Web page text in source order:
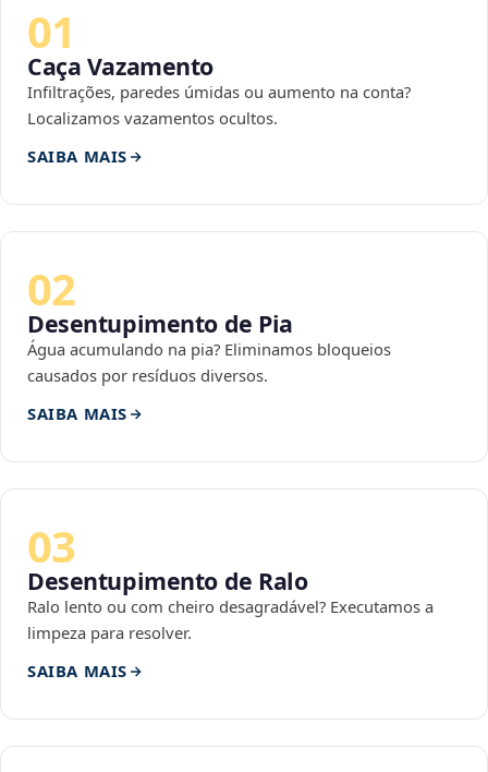
01
Caça Vazamento
Infiltrações, paredes úmidas ou aumento na conta?
Localizamos vazamentos ocultos.
SAIBA MAIS
02
Desentupimento de Pia
Água acumulando na pia? Eliminamos bloqueios
causados por resíduos diversos.
SAIBA MAIS
03
Desentupimento de Ralo
Ralo lento ou com cheiro desagradável? Executamos a
limpeza para resolver.
SAIBA MAIS